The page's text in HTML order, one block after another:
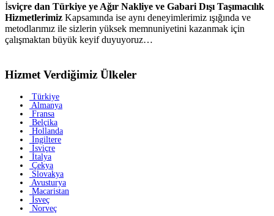
İsviçre dan Türkiye ye Ağır Nakliye ve Gabari Dışı Taşımacılık
Hizmetlerimiz Kapsamında ise aynı deneyimlerimiz ışığında ve
metodlarımız ile sizlerin yüksek memnuniyetini kazanmak için
çalışmaktan büyük keyif duyuyoruz…
Hizmet Verdiğimiz Ülkeler
Türkiye
Almanya
Fransa
Belçika
Hollanda
İngiltere
İsviçre
İtalya
Çekya
Slovakya
Avusturya
Macaristan
İsveç
Norveç